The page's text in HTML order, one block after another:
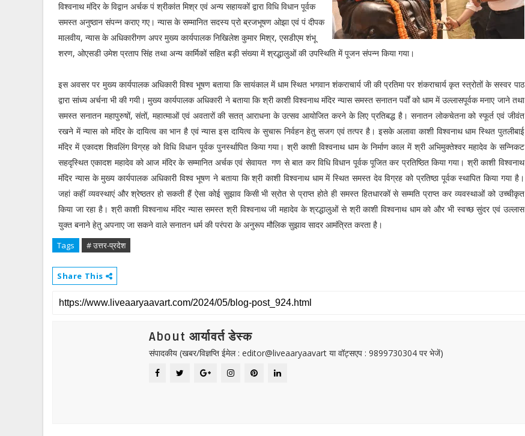
विश्वनाथ मंदिर के विद्वान अर्चक पं श्रीकांत मिश्र एवं अन्य सहायकों द्वारा विधि विधान पूर्वक
समस्त अनुष्ठान संपन्न कराए गए। न्यास के सम्मानित सदस्य प्रो ब्रजभूषण ओझा एवं पं दीपक
मालवीय, न्यास के अधिकारीगण अपर मुख्य कार्यपालक निखिलेश कुमार मिश्र, एसडीएम शंभू
शरण, ओएसडी उमेश प्रताप सिंह तथा अन्य कार्मिकों सहित बड़ी संख्या में श्रद्धालुओं की उपस्थिति में पूजन संपन्न किया गया।
इस अवसर पर मुख्य कार्यपालक अधिकारी विश्व भूषण बताया कि सायंकाल में धाम स्थित भगवान शंकराचार्य जी की प्रतिमा पर शंकराचार्य कृत स्त्रोतों के सस्वर पाठ
द्वारा सांध्य अर्चना भी की गयी। मुख्य कार्यपालक अधिकारी ने बताया कि श्री काशी विश्वनाथ मंदिर न्यास समस्त सनातन पर्वों को धाम में उल्लासपूर्वक मनाए जाने तथा
समस्त सनातन महापुरुषों, संतों, महात्माओं एवं अवतारों की सतत् आराधना के उत्सव आयोजित करने के लिए प्रतिबद्ध है। सनातन लोकचेतना को स्फूर्त एवं जीवंत
रखने में न्यास को मंदिर के दायित्व का भान है एवं न्यास इस दायित्व के सुचारू निर्वहन हेतु सजग एवं तत्पर है। इसके अलावा काशी विश्वनाथ धाम स्थित पुतलीबाई
मंदिर में एकादश शिवलिंग विग्रह को विधि विधान पूर्वक पुनर्स्थापित किया गया। श्री काशी विश्वनाथ धाम के निर्माण काल में श्री अभिमुक्तेश्वर महादेव के सन्निकट
सहदृस्थित एकादश महादेव को आज मंदिर के सम्मानित अर्चक एवं सेवायत गण से बात कर विधि विधान पूर्वक पूजित कर प्रतिष्ठित किया गया। श्री काशी विश्वनाथ
मंदिर न्यास के मुख्य कार्यपालक अधिकारी विश्व भूषण ने बताया कि श्री काशी विश्वनाथ धाम में स्थित समस्त देव विग्रह को प्रतिष्ठा पूर्वक स्थापित किया गया है।
जहां कहीं व्यवस्थाएं और श्रेष्ठतर हो सकती हैं ऐसा कोई सुझाव किसी भी स्रोत से प्राप्त होते ही समस्त हितधारकों से सम्मति प्राप्त कर व्यवस्थाओं को उच्चीकृत
किया जा रहा है। श्री काशी विश्वनाथ मंदिर न्यास समस्त श्री विश्वनाथ जी महादेव के श्रद्धालुओं से श्री काशी विश्वनाथ धाम को और भी स्वच्छ सुंदर एवं उल्लास
युक्त बनाने हेतु अपनाए जा सकने वाले सनातन धर्म की परंपरा के अनुरूप मौलिक सुझाव सादर आमंत्रित करता है।
Tags # उत्तर-प्रदेश
Share This
About आर्यावर्त डेस्क
संपादकीय (खबर/विज्ञप्ति ईमेल : editor@liveaaryaavart या वॉट्सएप : 9899730304 पर भेजें)